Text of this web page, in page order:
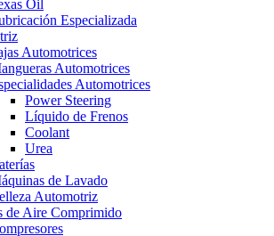
Oil
Especializada
Automotrices
Automotrices
Automotrices
Power Steering
Líquido de Frenos
Coolant
Urea
de Lavado
Automotriz
de Aire Comprimido